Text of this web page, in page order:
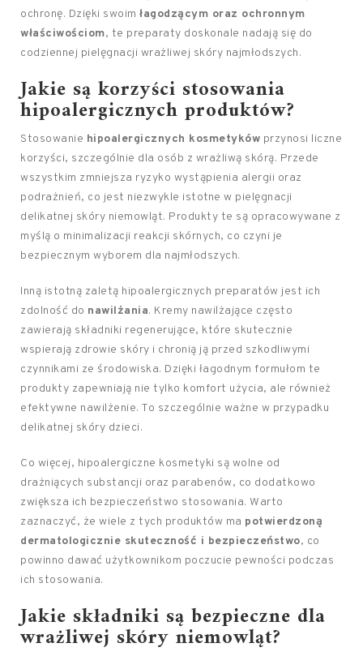
ochronę. Dzięki swoim łagodzącym oraz ochronnym
właściwościom, te preparaty doskonale nadają się do
codziennej pielęgnacji wrażliwej skóry najmłodszych.
Jakie są korzyści stosowania
hipoalergicznych produktów?
Stosowanie hipoalergicznych kosmetyków przynosi liczne
korzyści, szczególnie dla osób z wrażliwą skórą. Przede
wszystkim zmniejsza ryzyko wystąpienia alergii oraz
podrażnień, co jest niezwykle istotne w pielęgnacji
delikatnej skóry niemowląt. Produkty te są opracowywane z
myślą o minimalizacji reakcji skórnych, co czyni je
bezpiecznym wyborem dla najmłodszych.
Inną istotną zaletą hipoalergicznych preparatów jest ich
zdolność do nawilżania. Kremy nawilżające często
zawierają składniki regenerujące, które skutecznie
wspierają zdrowie skóry i chronią ją przed szkodliwymi
czynnikami ze środowiska. Dzięki łagodnym formułom te
produkty zapewniają nie tylko komfort użycia, ale również
efektywne nawilżenie. To szczególnie ważne w przypadku
delikatnej skóry dzieci.
Co więcej, hipoalergiczne kosmetyki są wolne od
drażniących substancji oraz parabenów, co dodatkowo
zwiększa ich bezpieczeństwo stosowania. Warto
zaznaczyć, że wiele z tych produktów ma potwierdzoną
dermatologicznie skuteczność i bezpieczeństwo, co
powinno dawać użytkownikom poczucie pewności podczas
ich stosowania.
Jakie składniki są bezpieczne dla
wrażliwej skóry niemowląt?